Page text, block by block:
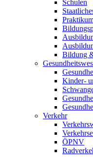
Schulen
Bildung
Kinder-
Verkehr
ÖPNV